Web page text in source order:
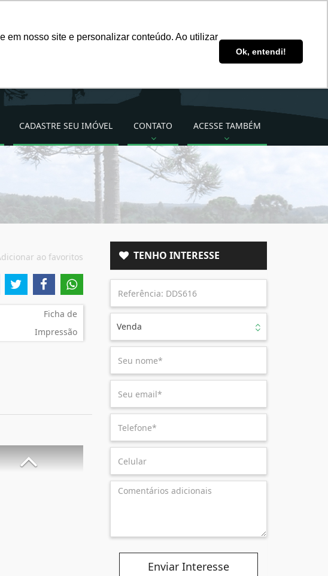
em nosso site e personalizar conteúdo. Ao utilizar
Ok, entendi!
CADASTRE SEU IMÓVEL CONTATO ACESSE TAMBÉM
(49) 3222-2277 (49)
ao favoritos
Ficha de
Impressão
TENHO INTERESSE
Venda
Enviar Interesse